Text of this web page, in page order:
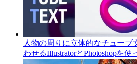
人物の周りに立体的なチューブ
わせるIllustratorとPhotoshopを使